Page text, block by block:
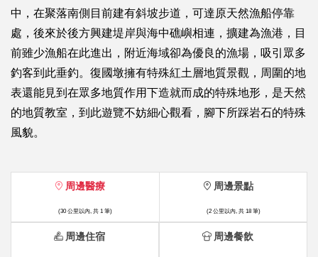
中，在聚落南側目前建有斜坡步道，可達原天然漁船停靠
處，後來於後方興建堤岸與海中礁嶼相連，擴建為漁港，目
前雖少漁船在此進出，附近海域卻為優良的漁場，吸引眾多
釣客到此垂釣。復國墩擁有特殊紅土層地質景觀，周圍的地
表還能見到在眾多地質作用下造就而成的特殊地形，是天然
的地質教室，到此遊覽不妨細心觀看，腳下所踩岩石的特殊
風貌。
周邊醫療
(30 公里以內, 共 1 筆)
周邊景點
(2 公里以內, 共 18 筆)
周邊住宿 周邊餐飲